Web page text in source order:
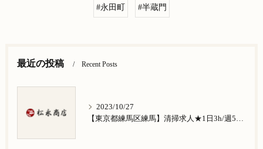
#永田町 #半蔵門
最近の投稿 Recent Posts
2023/10/27
【東京都練馬区練馬】清掃求人★1日3h/週5日/祝日お休み★谷原在住の方歓迎